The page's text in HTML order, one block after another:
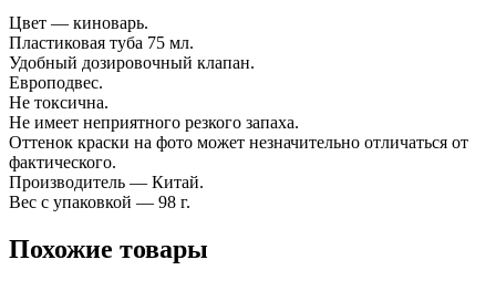
Цвет — киноварь.
Пластиковая туба 75 мл.
Удобный дозировочный клапан.
Европодвес.
Не токсична.
Не имеет неприятного резкого запаха.
Оттенок краски на фото может незначительно отличаться от
фактического.
Производитель — Китай.
Вес с упаковкой — 98 г.
Похожие товары